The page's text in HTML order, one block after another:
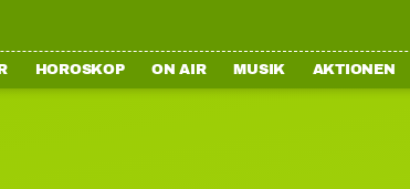
HOROSKOP ON AIR MUSIK AKTIONEN